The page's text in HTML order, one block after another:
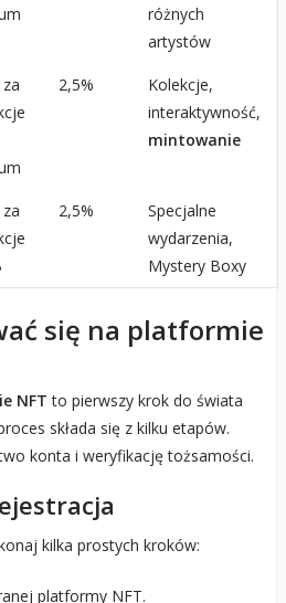
różnych
artystów
2,5%
Kolekcje,
interaktywność,
mintowanie
2,5%
Specjalne
wydarzenia,
Mystery Boxy
się na platformie
NFT to pierwszy krok do świata
składa się z kilku etapów.
konta i weryfikację tożsamości.
kilka prostych kroków:
platformy NFT.